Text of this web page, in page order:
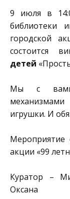
9 июля в
библиотеки
городской
состоится
детей
Мы с вами
игрушки. И
Мероприятие
акции «99
Куратор –
Оксана